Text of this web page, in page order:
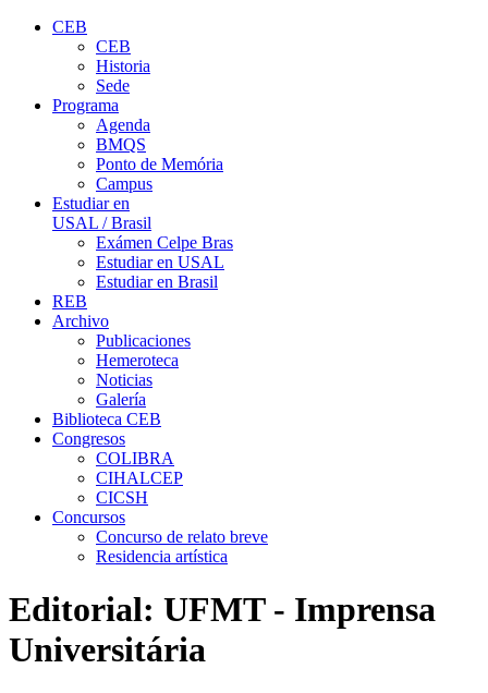
CEB
CEB
Historia
Sede
Programa
Agenda
BMQS
Ponto de Memória
Campus
Estudiar en
USAL / Brasil
Exámen Celpe Bras
Estudiar en USAL
Estudiar en Brasil
REB
Archivo
Publicaciones
Hemeroteca
Noticias
Galería
Biblioteca CEB
Congresos
COLIBRA
CIHALCEP
CICSH
Concursos
Concurso de relato breve
Residencia artística
Editorial: UFMT - Imprensa
Universitária